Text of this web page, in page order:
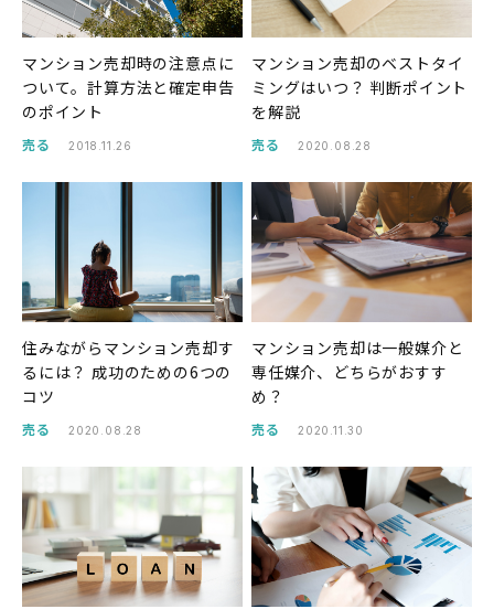
マンション売却時の注意点に
ついて。計算方法と確定申告
のポイント
売る 2018.11.26
マンション売却のベストタイ
ミングはいつ？ 判断ポイント
を解説
売る 2020.08.28
住みながらマンション売却す
るには？ 成功のための6つの
コツ
売る 2020.08.28
マンション売却は一般媒介と
専任媒介、どちらがおすす
め？
売る 2020.11.30